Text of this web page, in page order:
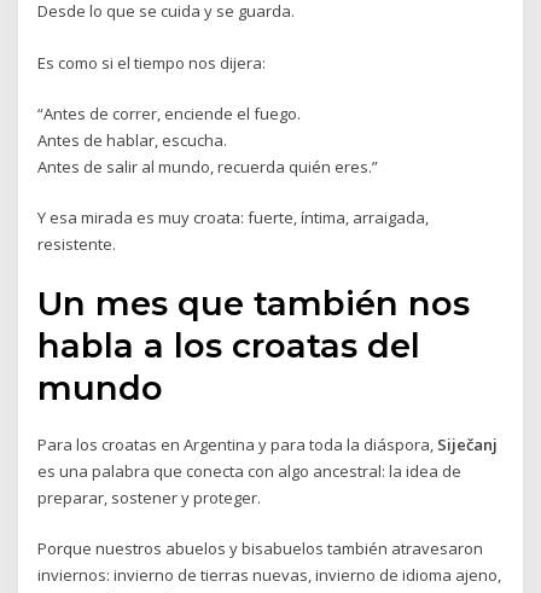
Desde lo que se cuida y se guarda.
Es como si el tiempo nos dijera:
“Antes de correr, enciende el fuego.
Antes de hablar, escucha.
Antes de salir al mundo, recuerda quién eres.”
Y esa mirada es muy croata: fuerte, íntima, arraigada,
resistente.
Un mes que también nos
habla a los croatas del
mundo
Para los croatas en Argentina y para toda la diáspora, Siječanj
es una palabra que conecta con algo ancestral: la idea de
preparar, sostener y proteger.
Porque nuestros abuelos y bisabuelos también atravesaron
inviernos: invierno de tierras nuevas, invierno de idioma ajeno,